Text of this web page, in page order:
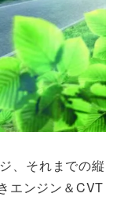
、それまでの縦
エンジン＆CVT